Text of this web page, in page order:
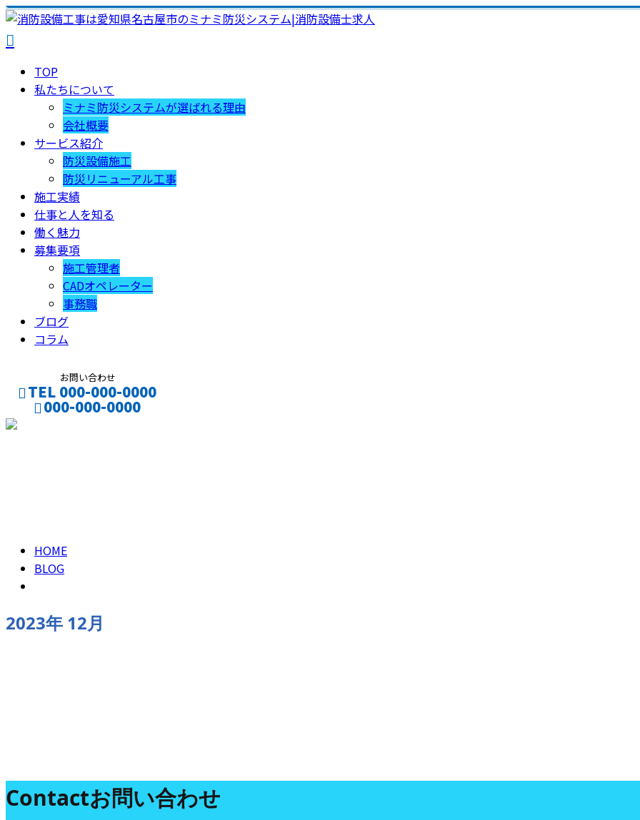
TOP
私たちについて
ミナミ防災システムが選ばれる理由
会社概要
サービス紹介
防災設備施工
防災リニューアル工事
施工実績
仕事と人を知る
働く魅力
募集要項
施工管理者
CADオペレーター
事務職
ブログ
コラム
お問い合わせ
TEL 000-000-0000
000-000-0000
HOME
BLOG
2023年 12月
Contactお問い合わせ